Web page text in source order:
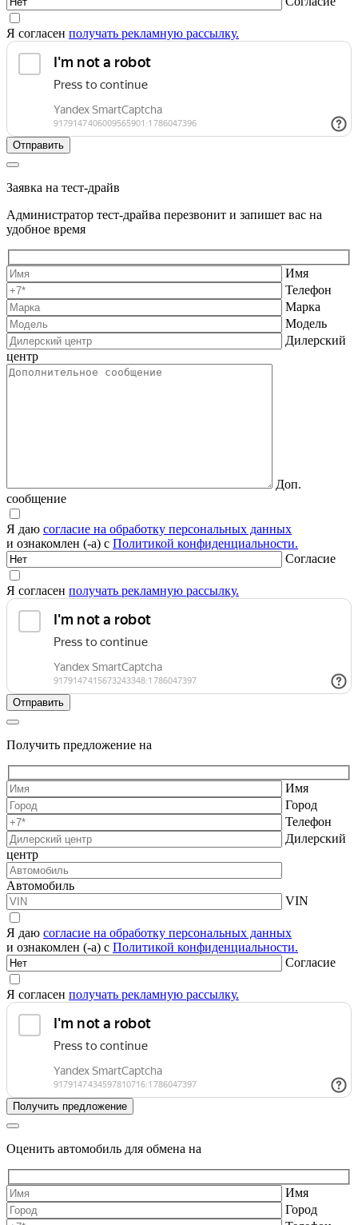
Я согласен получать рекламную рассылку.
Заявка на тест-драйв
Администратор тест-драйва перезвонит и запишет вас на
удобное время
Имя
Телефон
Марка
Модель
Дилерский
центр
Доп.
сообщение
Я даю согласие на обработку персональных данных
и ознакомлен (-а) с Политикой конфиденциальности.
Согласие
Я согласен получать рекламную рассылку.
Получить предложение на
Имя
Город
Телефон
Дилерский
центр
Автомобиль
VIN
Я даю согласие на обработку персональных данных
и ознакомлен (-а) с Политикой конфиденциальности.
Согласие
Я согласен получать рекламную рассылку.
Оценить автомобиль для обмена на
Имя
Город